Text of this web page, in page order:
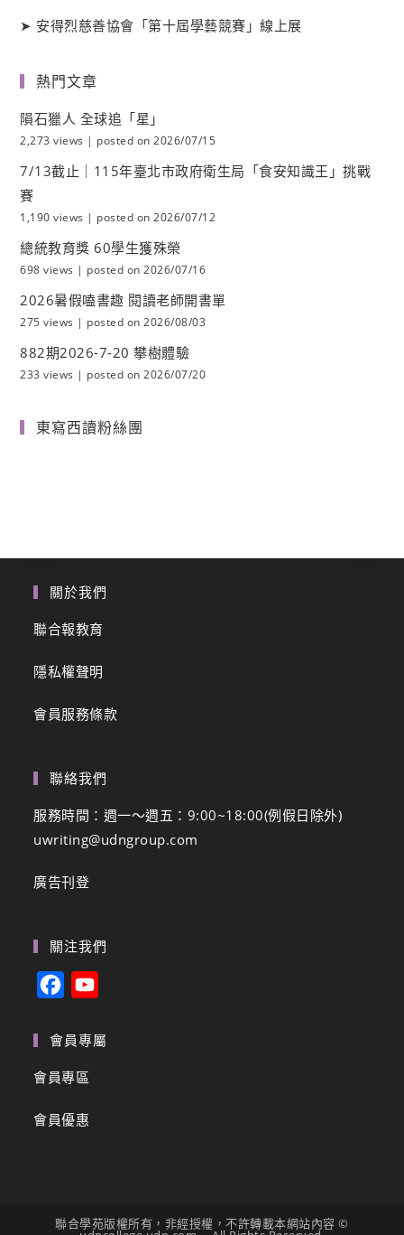
➤ 安得烈慈善協會「第十屆學藝競賽」線上展
熱門文章
隕石獵人 全球追「星」
2,273 views | posted on 2026/07/15
7/13截止｜115年臺北市政府衛生局「食安知識王」挑戰
賽
1,190 views | posted on 2026/07/12
總統教育獎 60學生獲殊榮
698 views | posted on 2026/07/16
2026暑假嗑書趣 閱讀老師開書單
275 views | posted on 2026/08/03
882期2026-7-20 攀樹體驗
233 views | posted on 2026/07/20
東寫西讀粉絲團
關於我們
聯合報教育
隱私權聲明
會員服務條款
聯絡我們
服務時間：週一～週五：9:00~18:00(例假日除外)
uwriting@udngroup.com
廣告刊登
關注我們
c
e
o
u
a
會員專屬
會員專區
會員優惠
聯合學苑版權所有，非經授權，不許轉載本網站內容 ©